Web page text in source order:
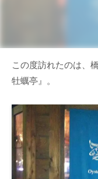
この度訪れたのは、
牡蠣亭』。